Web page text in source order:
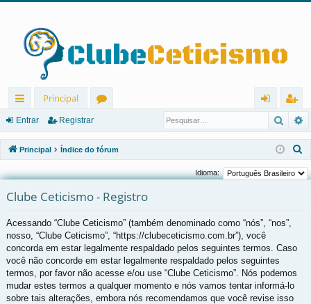
in
ks
rá
os
Principal
u
ns
ra
r
eg
ist
ra
Entrar Registrar
Principal Índice do fórum
s
Idioma:
Clube Ceticismo - Registro
Acessando “Clube Ceticismo” (também denominado como “nós”, “nos”,
nosso, “Clube Ceticismo”, “https://clubeceticismo.com.br”), você
concorda em estar legalmente respaldado pelos seguintes termos. Caso
você não concorde em estar legalmente respaldado pelos seguintes
termos, por favor não acesse e/ou use “Clube Ceticismo”. Nós podemos
mudar estes termos a qualquer momento e nós vamos tentar informá-lo
sobre tais alterações, embora nós recomendamos que você revise isso